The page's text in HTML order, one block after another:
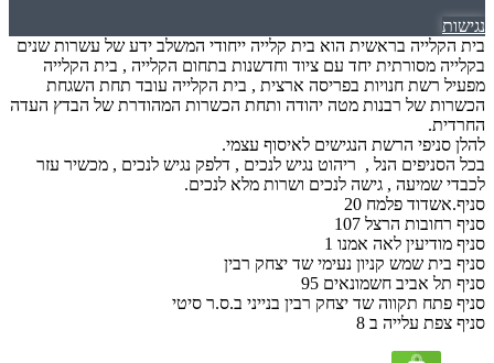
נגישות
בית הקלייה בראשית הוא בית קלייה ייחודי המשלב ידע של עשרות שנים
בקלייה מסורתית יחד עם ציוד וחדשנות בתחום הקלייה , בית הקלייה
מפעיל רשת חנויות בפריסה ארצית , בית הקלייה עובד תחת השגחת
הכשרות של רבנות מטה יהודה ותחת הכשרות המהודרת של הבדץ העדה
החרדית.
להלן סניפי הרשת הנגישים לאיסוף עצמי.
בכל הסניפים הנל , ריהוט נגיש לנכים , דלפק נגיש לנכים , מכשיר עזר
לכבדי שמיעה , גישה לנכים ושרות מלא לנכים.
סניף.אשדוד פלמח 20
סניף רחובות הרצל 107
סניף מודיעין לאה אמנו 1
סניף בית שמש קניון נעימי שד יצחק רבין
סניף תל אביב חשמונאים 95
סניף פתח תקווה שד יצחק רבין בנייני ב.ס.ר סיטי
סניף צפת עלייה ב 8